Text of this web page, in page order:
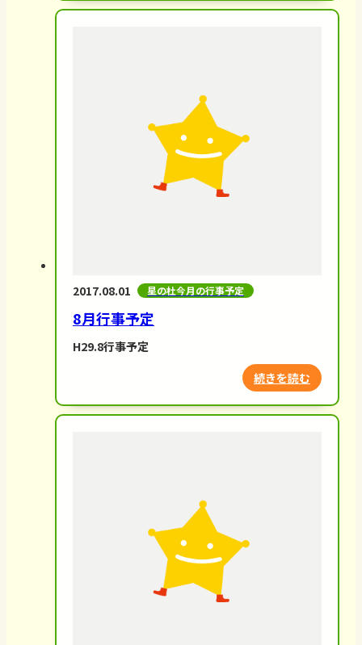
2017.08.01 星の杜今月の行事予定
8月行事予定
H29.8行事予定
続きを読む